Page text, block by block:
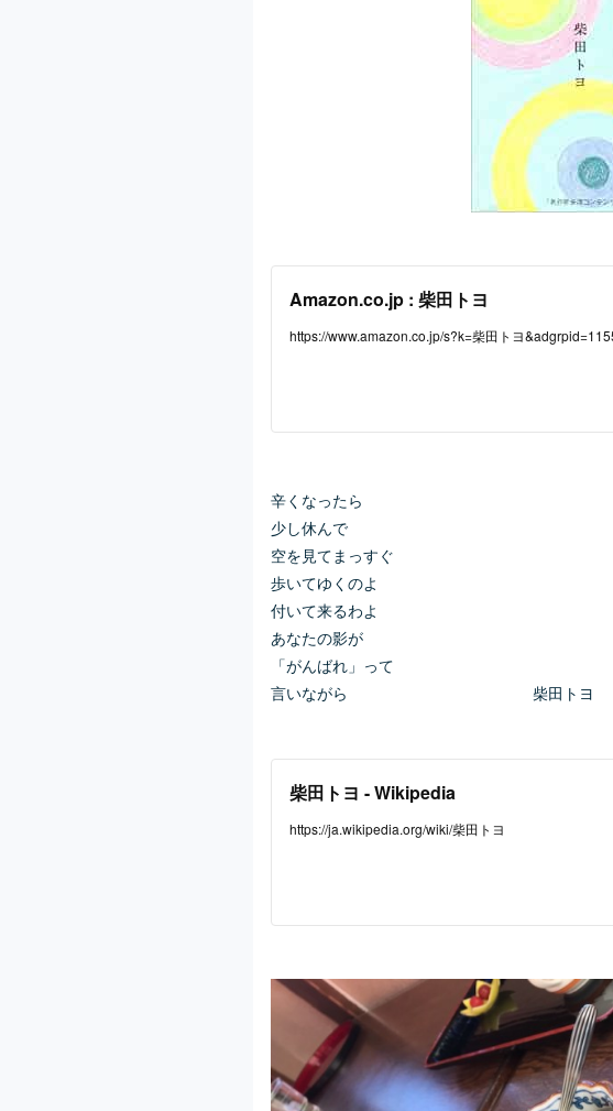
Amazon.co.jp : 柴田トヨ
https://www.amazon.co.jp/s?k=柴田トヨ
辛くなったら
少し休んで
空を見てまっすぐ
歩いてゆくのよ
付いて来るわよ
あなたの影が
「がんばれ」って
言いながら 柴田トヨ
柴田トヨ - Wikipedia
https://ja.wikipedia.org/wiki/柴田トヨ